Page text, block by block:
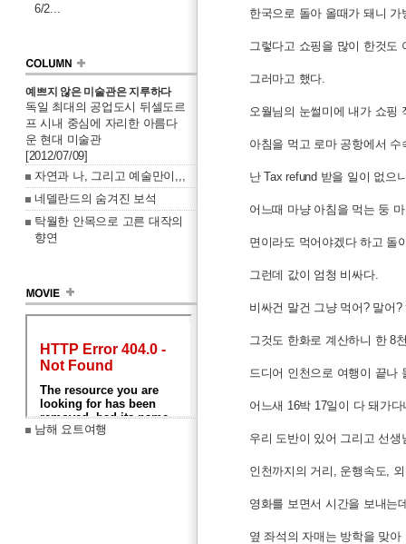
6/2...
예쁘지 않은 미술관은 지루하다
독일 최대의 공업도시 뒤셀도르
프 시내 중심에 자리한 아름다
운 현대 미술관
[2012/07/09]
자연과 나, 그리고 예술만이,,,
네델란드의 숨겨진 보석
탁월한 안목으로 고른 대작의
향연
남해 요트여행
한국으로 돌아 올때가 돼니
그렇다고 쇼핑을 많이 한것도
그러마고 했다.
오월님의 눈썰미에 내가 쇼핑
아침을 먹고 로마 공항에서
난 Tax refund 받을 일이 없으
어느때 마냥 아침을 먹는 둥
면이라도 먹어야겠다 하고 돌
그런데 값이 엄청 비싸다.
비싸건 말건 그냥 먹어? 말어
그것도 한화로 계산하니 한 8
드디어 인천으로 여행이 끝나
어느새 16박 17일이 다 돼가
우리 도반이 있어 그리고 선
인천까지의 거리, 운행속도,
영화를 보면서 시간을 보내는
옆 좌석의 자매는 방학을 맞